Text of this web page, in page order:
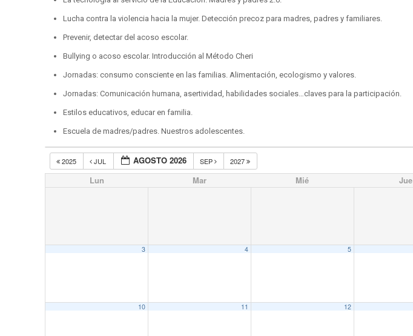
Lucha contra la violencia hacia la mujer. Detección precoz para madres, padres y familiares.
Prevenir, detectar del acoso escolar.
Bullying o acoso escolar. Introducción al Método Cheri
Jornadas: consumo consciente en las familias. Alimentación, ecologismo y valores.
Jornadas: Comunicación humana, asertividad, habilidades sociales…claves para la participación.
Estilos educativos, educar en familia.
Escuela de madres/padres. Nuestros adolescentes.
2025 JUL AGOSTO 2026 SEP 2027
Lun Mar Mié Jue
3 4 5
10 11 12